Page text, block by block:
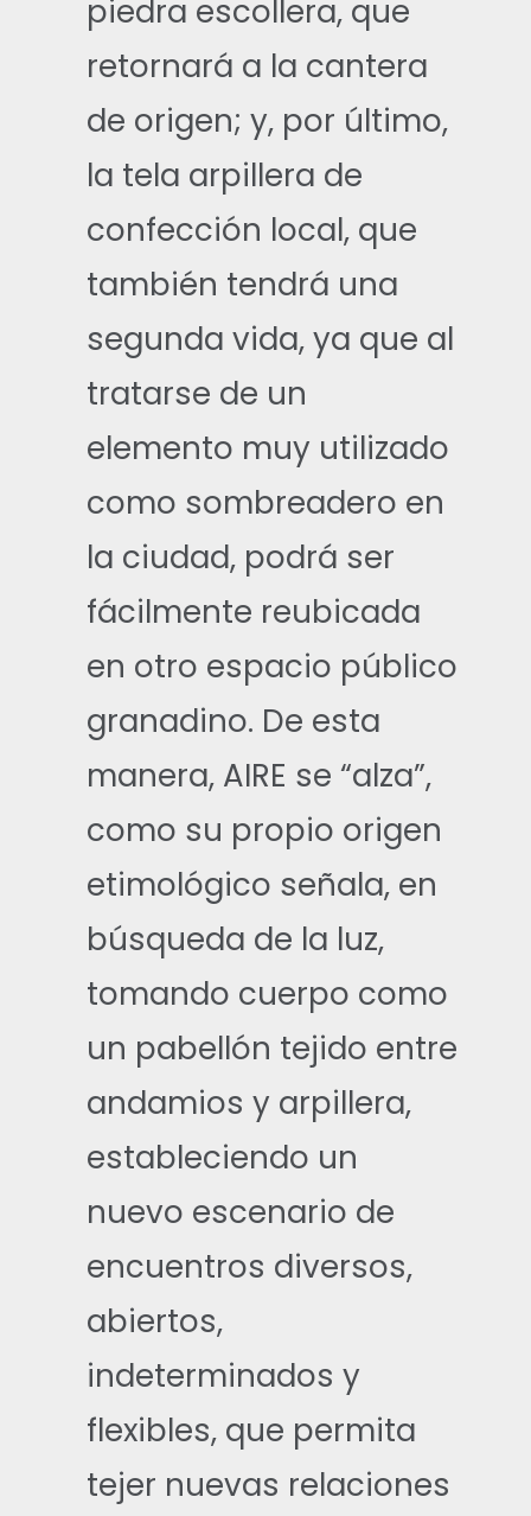
piedra escollera, que
retornará a la cantera
de origen; y, por último,
la tela arpillera de
confección local, que
también tendrá una
segunda vida, ya que al
tratarse de un
elemento muy utilizado
como sombreadero en
la ciudad, podrá ser
fácilmente reubicada
en otro espacio público
granadino. De esta
manera, AIRE se “alza”,
como su propio origen
etimológico señala, en
búsqueda de la luz,
tomando cuerpo como
un pabellón tejido entre
andamios y arpillera,
estableciendo un
nuevo escenario de
encuentros diversos,
abiertos,
indeterminados y
flexibles, que permita
tejer nuevas relaciones